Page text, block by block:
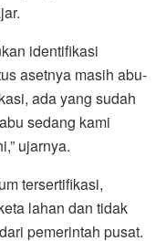
identifikasi
asetnya masih abu-
ada yang sudah
sedang kami
ujarnya.
tersertifikasi,
lahan dan tidak
pemerintah pusat.